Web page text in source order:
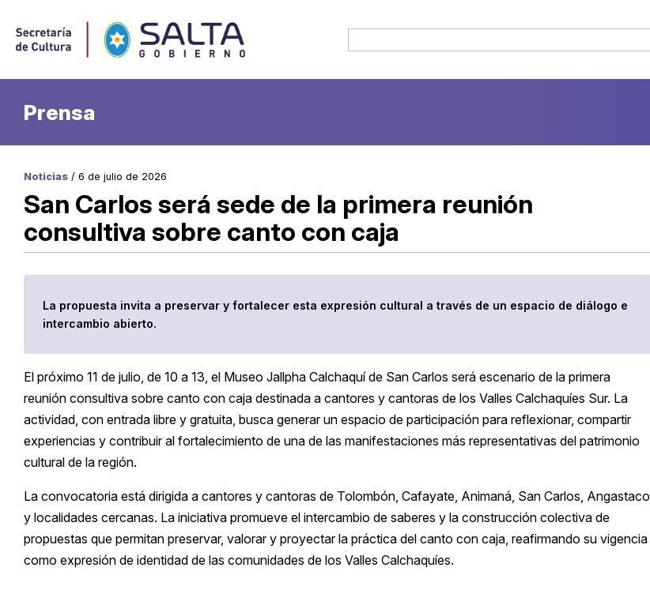
Prensa
Noticias / 6 de julio de 2026
San Carlos será sede de la primera reunión
consultiva sobre canto con caja
La propuesta invita a preservar y fortalecer esta expresión cultural a través de un espacio de diálogo e
intercambio abierto.
El próximo 11 de julio, de 10 a 13, el Museo Jallpha Calchaquí de San Carlos será escenario de la primera
reunión consultiva sobre canto con caja destinada a cantores y cantoras de los Valles Calchaquíes Sur. La
actividad, con entrada libre y gratuita, busca generar un espacio de participación para reflexionar, compartir
experiencias y contribuir al fortalecimiento de una de las manifestaciones más representativas del patrimonio
cultural de la región.
La convocatoria está dirigida a cantores y cantoras de Tolombón, Cafayate, Animaná, San Carlos, Angastaco
y localidades cercanas. La iniciativa promueve el intercambio de saberes y la construcción colectiva de
propuestas que permitan preservar, valorar y proyectar la práctica del canto con caja, reafirmando su vigencia
como expresión de identidad de las comunidades de los Valles Calchaquíes.